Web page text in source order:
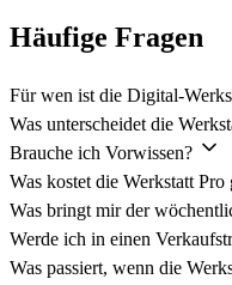
Häufige Fragen
Für wen ist die Digital-
Was unterscheidet die
Brauche ich Vorwissen?
Was kostet die Werkstatt Pro
Was bringt mir der
Werde ich in einen
Was passiert, wenn die